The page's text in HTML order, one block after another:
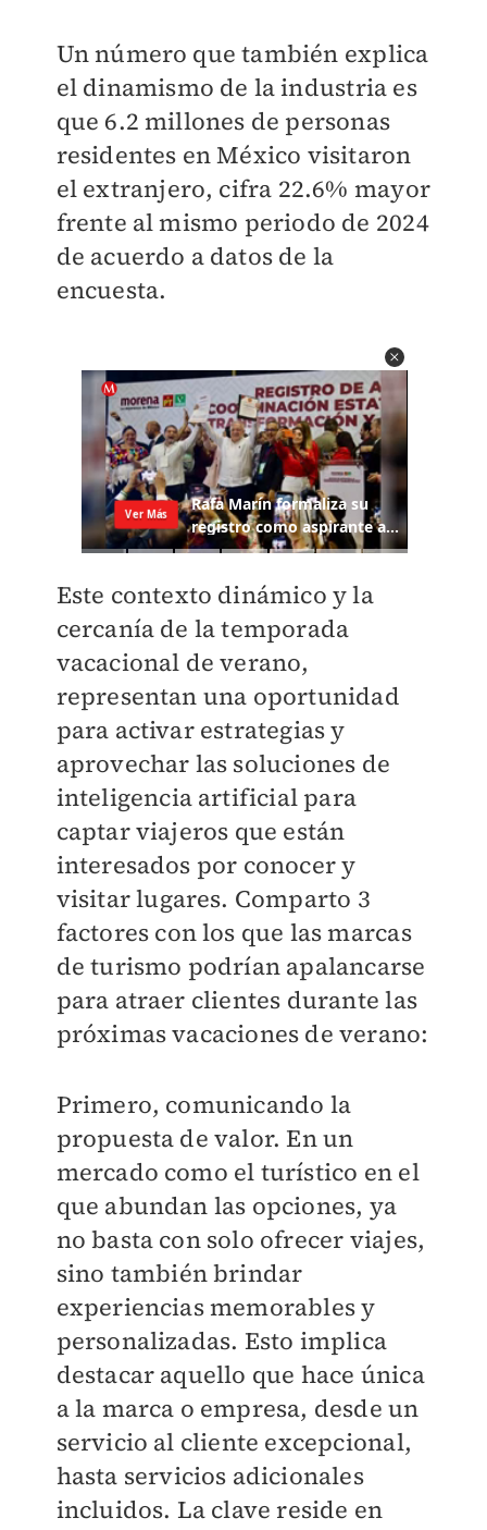
Un número que también explica
el dinamismo de la industria es
que 6.2 millones de personas
residentes en México visitaron
el extranjero, cifra 22.6% mayor
frente al mismo periodo de 2024
de acuerdo a datos de la
encuesta.
Este contexto dinámico y la
cercanía de la temporada
vacacional de verano,
representan una oportunidad
para activar estrategias y
aprovechar las soluciones de
inteligencia artificial para
captar viajeros que están
interesados por conocer y
visitar lugares. Comparto 3
factores con los que las marcas
de turismo podrían apalancarse
para atraer clientes durante las
próximas vacaciones de verano:
Primero, comunicando la
propuesta de valor. En un
mercado como el turístico en el
que abundan las opciones, ya
no basta con solo ofrecer viajes,
sino también brindar
experiencias memorables y
personalizadas. Esto implica
destacar aquello que hace única
a la marca o empresa, desde un
servicio al cliente excepcional,
hasta servicios adicionales
incluidos. La clave reside en